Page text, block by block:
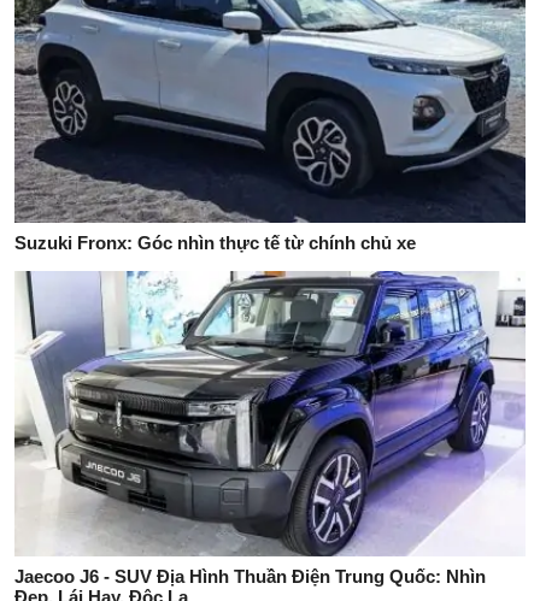
Suzuki Fronx: Góc nhìn thực tế từ chính chủ xe
Jaecoo J6 - SUV Địa Hình Thuần Điện Trung Quốc: Nhìn